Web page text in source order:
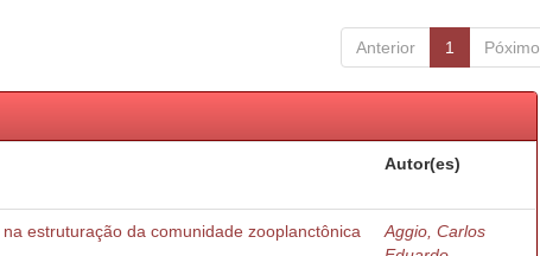
Anterior 1 Póximo
Autor(es)
estruturação da comunidade zooplanctônica
Aggio, Carlos